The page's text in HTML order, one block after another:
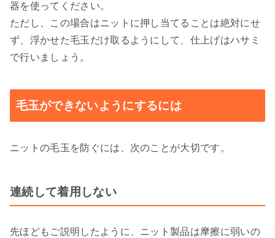
器を使ってください。
ただし、この場合はニットに押し当てることは絶対にせ
ず、浮かせた毛玉だけ取るようにして、仕上げはハサミ
で行いましょう。
毛玉ができないようにするには
ニットの毛玉を防ぐには、次のことが大切です。
連続して着用しない
先ほどもご説明したように、ニット製品は摩擦に弱いの